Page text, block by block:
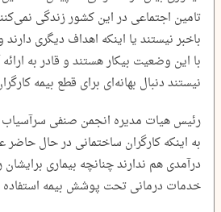
تامین اجتماعی در این کشور زندگی
باخبر نیستند یا اینکه اهداف دیگری دارند
با این وضعیت بیکار هستند و قادر به
نیستند دنبال بهانه‌ای برای قطع بیمه
رئیس هیات مدیره انجمن صنفی سرآسیاب
به اینکه کارگران ساختمانی در حال حاضر
درآمدی هم ندارند چنانچه بیماری برایشان
خدمات درمانی تحت پوشش بیمه استفاده